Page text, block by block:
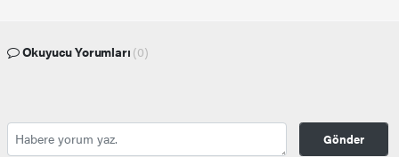
Okuyucu Yorumları (0)
Gönder